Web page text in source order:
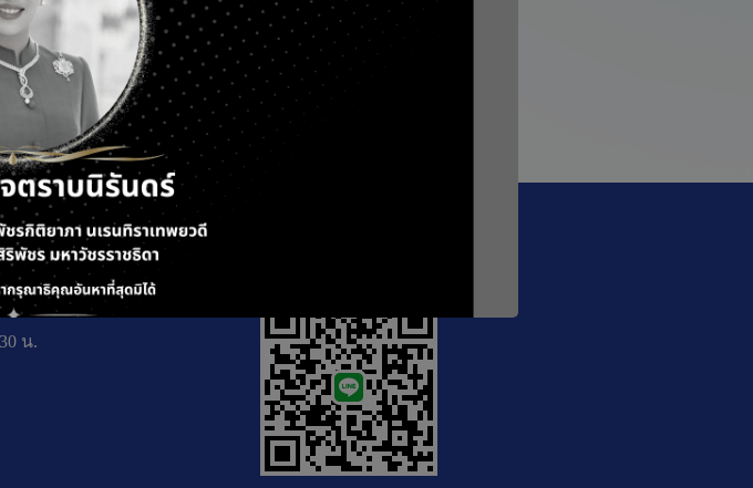
ถัดไป, #Meeting: SBR
จตุจักร กรุงเทพมหานคร
น.